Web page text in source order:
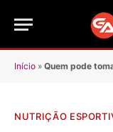
Início » Quem pode
NUTRIÇÃO